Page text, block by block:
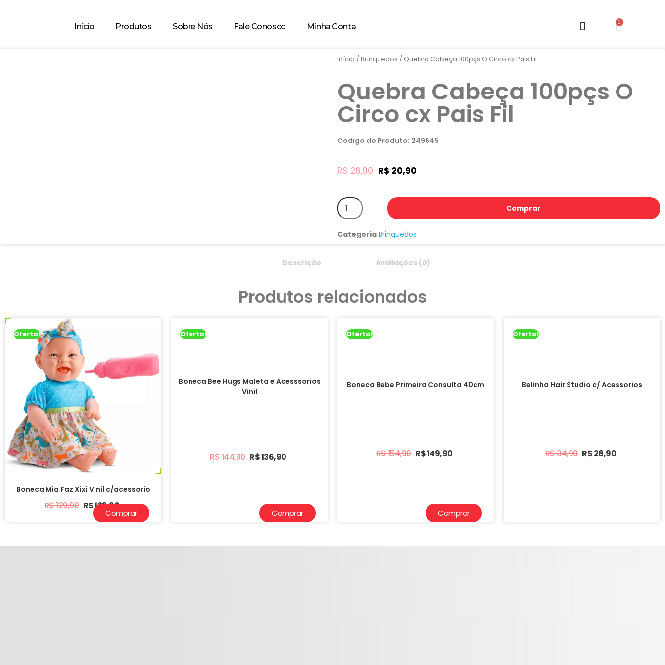
Início Produtos Sobre Nós Fale Conosco Minha Conta
Início /Brinquedos / Quebra Cabeça 100pçs O Circo cx Pais Fil
Quebra Cabeça 100pçs O
Circo cx Pais Fil
Codigo do Produto: 249645
R$26,90 R$ 20,90
Comprar
Categoria Brinquedos
Descrição Avaliações (0)
Produtos relacionados
Oferta!
Boneca Mia Faz Xixi Vinil c/acessorio
R$129,90 R$123,90
Oferta!
Boneca Bee Hugs Maleta e Acesssorios
Vinil
R$144,90 R$136,90
Comprar
Oferta!
Boneca Bebe Primeira Consulta 40cm
R$154,90 R$149,90
Comprar
Oferta!
Belinha Hair Studio c/ Acessorios
R$34,90 R$28,90
Comprar